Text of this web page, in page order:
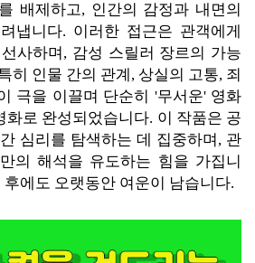
배제하고, 인간의 감정과 내면의
냅니다. 이러한 접근은 관객에게
사하며, 감성 스릴러 장르의 가능
히 인물 간의 관계, 상실의 고통, 죄
극을 이끌며 단순히 '무서운' 영화
화로 완성되었습니다. 이 작품은 공
심리를 탐색하는 데 집중하며, 관
의 해석을 유도하는 힘을 가집니
에도 오랫동안 여운이 남습니다.